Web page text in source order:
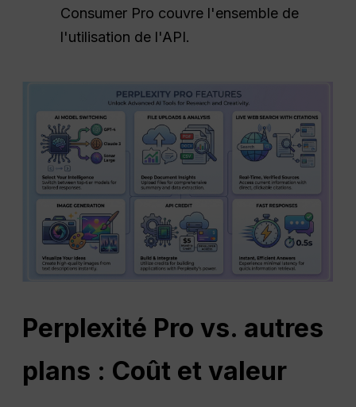
Consumer Pro couvre l'ensemble de
l'utilisation de l'API.
Perplexité Pro vs. autres
plans : Coût et valeur